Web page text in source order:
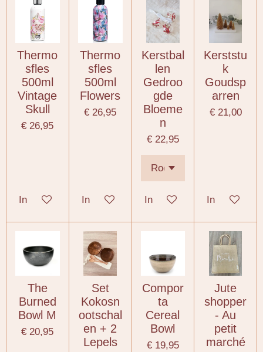
Thermo
sfles
500ml
Vintage
Skull
€ 26,95
In winkelwagen
Thermo
sfles
500ml
Flowers
€ 26,95
In winkelwagen
Kerstbal
len
Gedroo
gde
Bloeme
n
€ 22,95
In winkelwagen
Kerststu
k
Goudsp
arren
€ 21,00
In
The
Burned
Bowl M
€ 20,95
Set
Kokosn
ootschal
en + 2
Lepels
Compor
ta
Cereal
Bowl
€ 19,95
Jute
shopper
- Au
petit
marché